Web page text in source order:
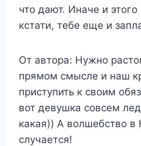
что дают. Иначе и
кстати, тебе еще и
От автора: Нужно
прямом смысле и наш
приступить к своим
вот девушка совсем
какая)) А волшебство в
случается!